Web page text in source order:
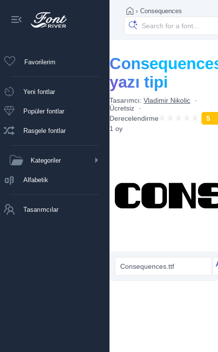
Favorilerim
Yeni fontlar
Popüler fontlar
Rasgele fontlar
Kategoriler
Alfabetik
Tasarımcılar
› Consequences
yazı tipi
Tasarımcı: Vladimir Nikolic
Ücretsiz
Derecelendirme
5
1 oy
Consequences.ttf